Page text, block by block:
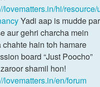
lovematters.in/hi/
Yadi aap is mudde par
aur gehri charcha mein
chahte hain toh hamare
board “Just Poocho”
shamil hon!
lovematters.in/en/forum